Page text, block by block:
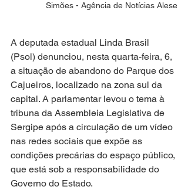
Simões - Agência de Notícias Alese
A deputada estadual Linda Brasil
(Psol) denunciou, nesta quarta-feira, 6,
a situação de abandono do Parque dos
Cajueiros, localizado na zona sul da
capital. A parlamentar levou o tema à
tribuna da Assembleia Legislativa de
Sergipe após a circulação de um vídeo
nas redes sociais que expõe as
condições precárias do espaço público,
que está sob a responsabilidade do
Governo do Estado.